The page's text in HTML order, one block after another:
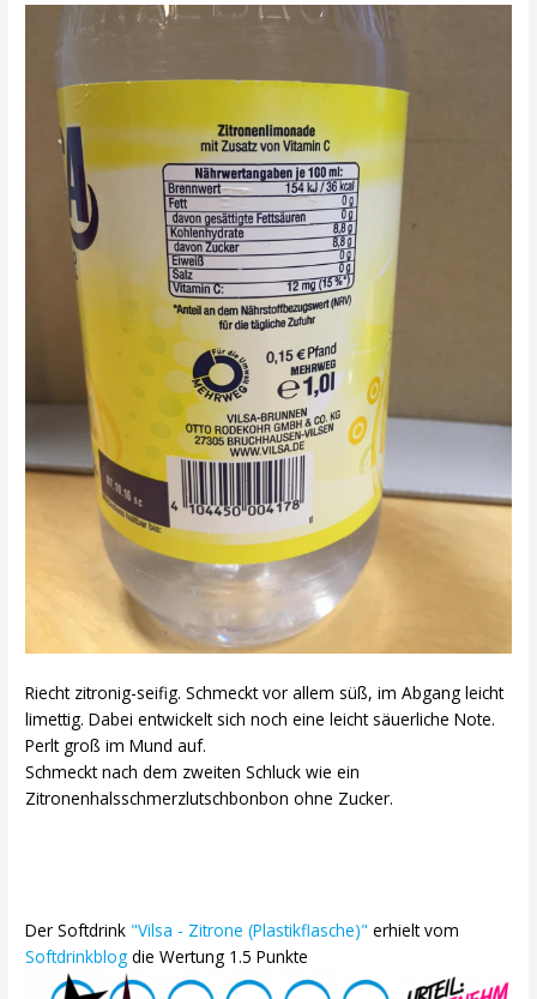
Riecht zitronig-seifig. Schmeckt vor allem süß, im Abgang leicht
limettig. Dabei entwickelt sich noch eine leicht säuerliche Note.
Perlt groß im Mund auf.
Schmeckt nach dem zweiten Schluck wie ein
Zitronenhalsschmerzlutschbonbon ohne Zucker.
Der Softdrink "Vilsa - Zitrone (Plastikflasche)" erhielt vom
Softdrinkblog die Wertung 1.5 Punkte